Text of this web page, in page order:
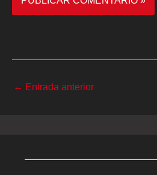
← Entrada anterior